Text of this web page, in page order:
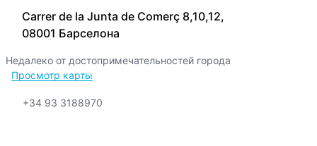
Carrer de la Junta de Comerç 8,10,12,
08001 Барселона
Недалеко от достопримечательностей города
Просмотр карты
+34 93 3188970